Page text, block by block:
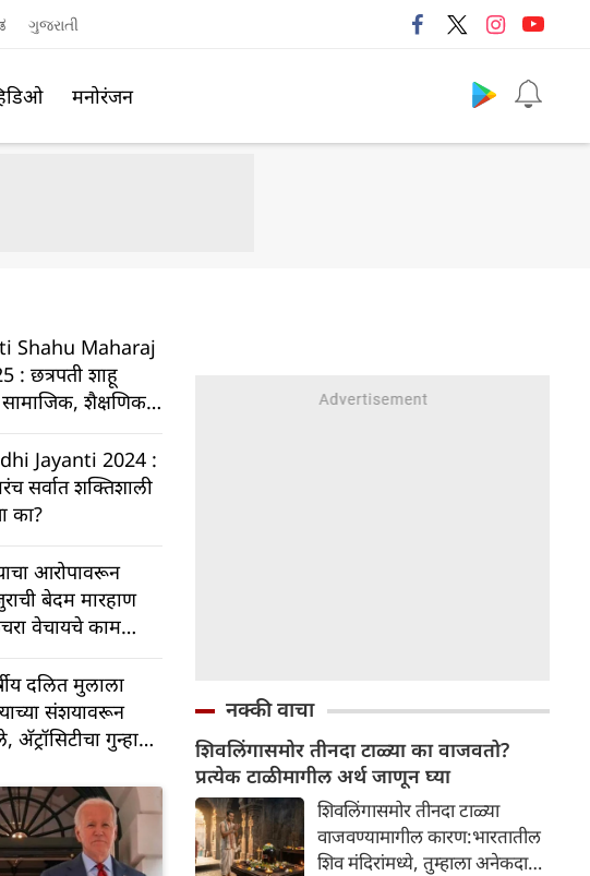
ગુજરાતી
मनोरंजन
Shahu Maharaj
: छत्रपती शाहू
सामाजिक, शैक्षणिक
कशी दिशा
Jayanti 2024 :
सर्वात शक्तिशाली
का?
आरोपावरून
बेदम मारहाण
वेचायचे काम
दलित मुलाला
संशयावरून
अ‍ॅट्रॉसिटीचा गुन्हा
नक्की वाचा
शिवलिंगासमोर तीनदा टाळ्या का वाजवतो?
प्रत्येक टाळीमागील अर्थ जाणून घ्या
शिवलिंगासमोर तीनदा टाळ्या
वाजवण्यामागील कारण:भारतातील
शिव मंदिरांमध्ये, तुम्हाला अनेकदा